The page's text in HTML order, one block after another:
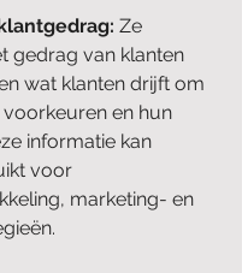
Ze
gedrag van klanten
wat klanten drijft om
en hun
informatie kan
voor
marketing- en